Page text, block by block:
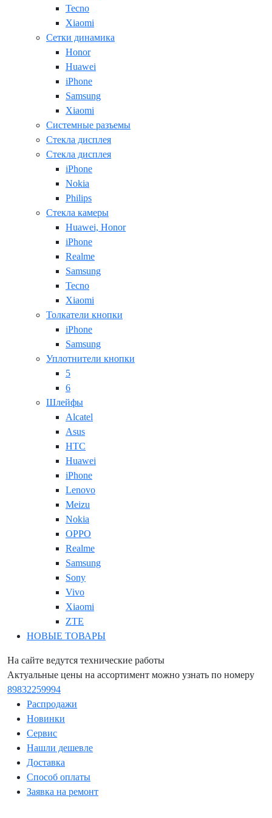
Tecno
Xiaomi
Сетки динамика
Honor
Huawei
iPhone
Samsung
Xiaomi
Системные разъемы
Стекла дисплея
Стекла дисплея
iPhone
Nokia
Philips
Стекла камеры
Huawei, Honor
iPhone
Realme
Samsung
Tecno
Xiaomi
Толкатели кнопки
iPhone
Samsung
Уплотнители кнопки
5
6
Шлейфы
Alcatel
Asus
HTC
Huawei
iPhone
Lenovo
Meizu
Nokia
OPPO
Realme
Samsung
Sony
Vivo
Xiaomi
ZTE
НОВЫЕ ТОВАРЫ
На сайте ведутся технические работы
Актуальные цены на ассортимент можно узнать по номеру
89832259994
Распродажи
Новинки
Сервис
Нашли дешевле
Доставка
Способ оплаты
Заявка на ремонт